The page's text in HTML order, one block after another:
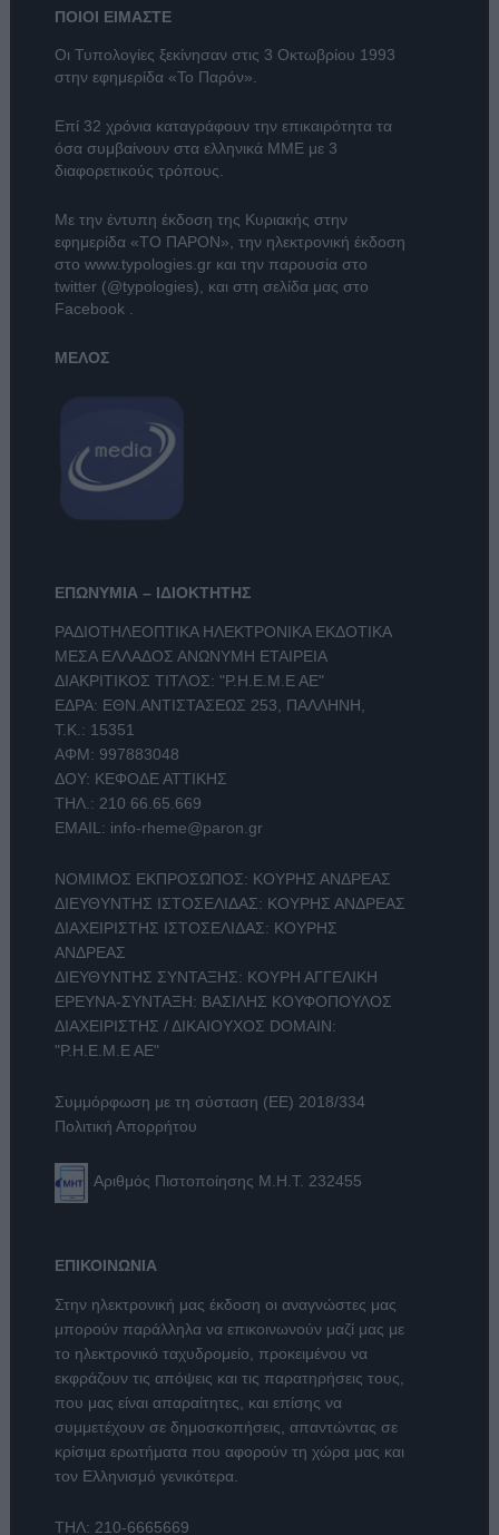
ΠΟΙΟΙ ΕΙΜΑΣΤΕ
Οι Τυπολογίες ξεκίνησαν στις 3 Οκτωβρίου 1993
στην εφημερίδα «Το Παρόν».
Επί 32 χρόνια καταγράφουν την επικαιρότητα τα
όσα συμβαίνουν στα ελληνικά ΜΜΕ με 3
διαφορετικούς τρόπους.
Με την έντυπη έκδοση της Κυριακής στην
εφημερίδα «ΤΟ ΠΑΡΟΝ» , την ηλεκτρονική έκδοση
στο www.typologies.grκαι την παρουσία στο
twitter (@typologies) , και στη σελίδα μας στο
Facebook
ΜΕΛΟΣ
ΕΠΩΝΥΜΙΑ – ΙΔΙΟΚΤΗΤΗΣ
ΡΑΔΙΟΤΗΛΕΟΠΤΙΚΑ ΗΛΕΚΤΡΟΝΙΚΑ ΕΚΔΟΤΙΚΑ
ΜΕΣΑ ΕΛΛΑΔΟΣ ΑΝΩΝΥΜΗ ΕΤΑΙΡΕΙΑ
ΔΙΑΚΡΙΤΙΚΟΣ ΤΙΤΛΟΣ: "Ρ.Η.Ε.Μ.Ε ΑΕ"
ΕΔΡΑ: ΕΘΝ.ΑΝΤΙΣΤΑΣΕΩΣ 253, ΠΑΛΛΗΝΗ,
Τ.Κ.: 15351
ΑΦΜ: 997883048
ΔΟΥ: ΚΕΦΟΔΕ ΑΤΤΙΚΗΣ
ΤΗΛ.: 210 66.65.669
EMAIL: info-rheme@paron.gr
ΝΟΜΙΜΟΣ ΕΚΠΡΟΣΩΠΟΣ: ΚΟΥΡΗΣ ΑΝΔΡΕΑΣ
ΔΙΕΥΘΥΝΤΗΣ ΙΣΤΟΣΕΛΙΔΑΣ: ΚΟΥΡΗΣ ΑΝΔΡΕΑΣ
ΔΙΑΧΕΙΡΙΣΤΗΣ ΙΣΤΟΣΕΛΙΔΑΣ: ΚΟΥΡΗΣ
ΑΝΔΡΕΑΣ
ΔΙΕΥΘΥΝΤΗΣ ΣΥΝΤΑΞΗΣ: ΚΟΥΡΗ ΑΓΓΕΛΙΚΗ
ΕΡΕΥΝΑ-ΣΥΝΤΑΞΗ: ΒΑΣΙΛΗΣ ΚΟΥΦΟΠΟΥΛΟΣ
ΔΙΑΧΕΙΡΙΣΤΗΣ / ΔΙΚΑΙΟΥΧΟΣ DOMAIN:
"Ρ.Η.Ε.Μ.Ε ΑΕ"
Συμμόρφωση με τη σύσταση (ΕΕ) 2018/334
Πολιτική Απορρήτου
Αριθμός Πιστοποίησης Μ.Η.Τ. 232455
ΕΠΙΚΟΙΝΩΝΙΑ
Στην ηλεκτρονική μας έκδοση οι αναγνώστες μας
μπορούν παράλληλα να επικοινωνούν μαζί μας με
το ηλεκτρονικό ταχυδρομείο, προκειμένου να
εκφράζουν τις απόψεις και τις παρατηρήσεις τους,
που μας είναι απαραίτητες, και επίσης να
συμμετέχουν σε δημοσκοπήσεις, απαντώντας σε
κρίσιμα ερωτήματα που αφορούν τη χώρα μας και
τον Ελληνισμό γενικότερα.
ΤΗΛ: 210-6665669